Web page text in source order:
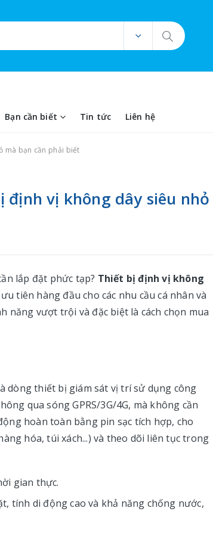
Bạn cần biết Tin tức Liên hệ
mà bạn cần phải biết
vị không dây siêu nhỏ
lắp đặt phức tạp? Thiết bị định vị không
tiên hàng đầu cho các nhu cầu cá nhân và
năng vượt trội và đặc biệt là cách chọn mua
dòng thiết bị giám sát vị trí sử dụng công
qua sóng GPRS/3G/4G, mà không cần
hoàn toàn bằng pin sạc tích hợp, cho
hóa, túi xách...) và theo dõi liên tục trong
gian thực.
tính di động cao và khả năng chống nước,